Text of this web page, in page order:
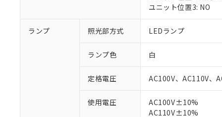
ユニット位置3: NO
ランプ 照光部方式 LEDランプ
ランプ色 白
定格電圧 AC100V、AC110V、
使用電圧
AC100V±10%
AC110V±10%
ご利用条件
※1 対応状況
対応予定なし：
調査・確認中：
非該当品：ライセ
仕入先様の事情に
※1 中国